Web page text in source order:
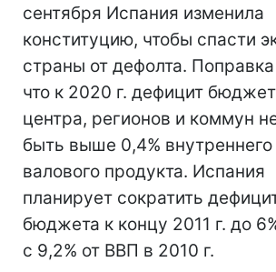
сентября Испания изменила
конституцию, чтобы спасти
страны от дефолта. Поправка
что к 2020 г. дефицит
центра, регионов и коммун
быть выше 0,4% внутреннего
валового продукта. Испания
планирует сократить
бюджета к концу 2011 г. до
с 9,2% от ВВП в 2010 г.